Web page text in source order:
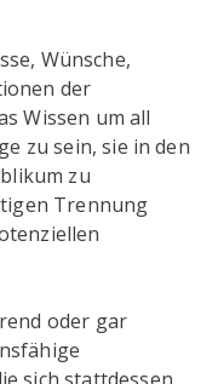
Wünsche,
der
Wissen um all
zu sein, sie in den
zu
Trennung
oder gar